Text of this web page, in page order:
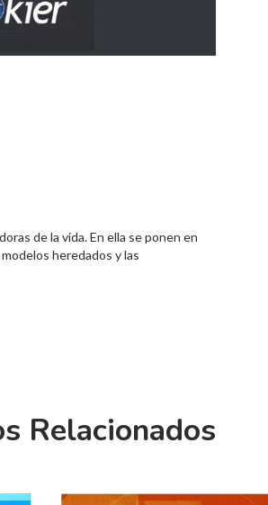
de la vida. En ella se ponen en
heredados y las
Relacionados